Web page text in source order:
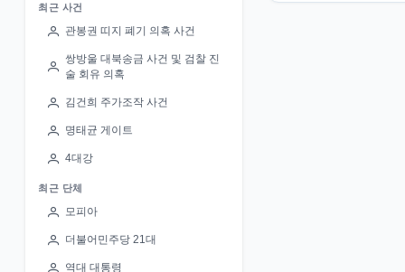
최근 사건
관봉권 띠지 폐기 의혹 사건
쌍방울 대북송금 사건 및 검찰 진
술 회유 의혹
김건희 주가조작 사건
명태균 게이트
4대강
최근 단체
모피아
더불어민주당 21대
역대 대통령